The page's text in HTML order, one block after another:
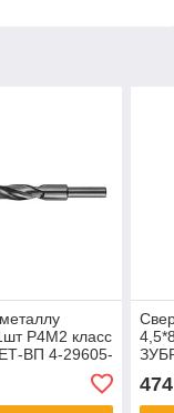
P4M2 класс
ВП 4-29605-
474